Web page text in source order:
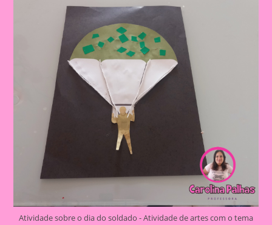
Atividade sobre o dia do soldado - Atividade de artes com o tema